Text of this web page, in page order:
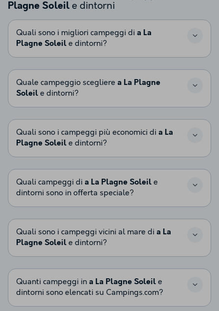
Plagne Soleile dintorni
Quali sono i migliori campeggi di a La
Plagne Soleil e dintorni?
Quale campeggio scegliere a La Plagne
Soleil e dintorni?
Quali sono i campeggi più economici di a La
Plagne Soleil e dintorni?
Quali campeggi di a La Plagne Soleil e
dintorni sono in offerta speciale?
Quali sono i campeggi vicini al mare di a La
Plagne Soleil e dintorni?
Quanti campeggi in a La Plagne Soleil e
dintorni sono elencati su Campings.com?